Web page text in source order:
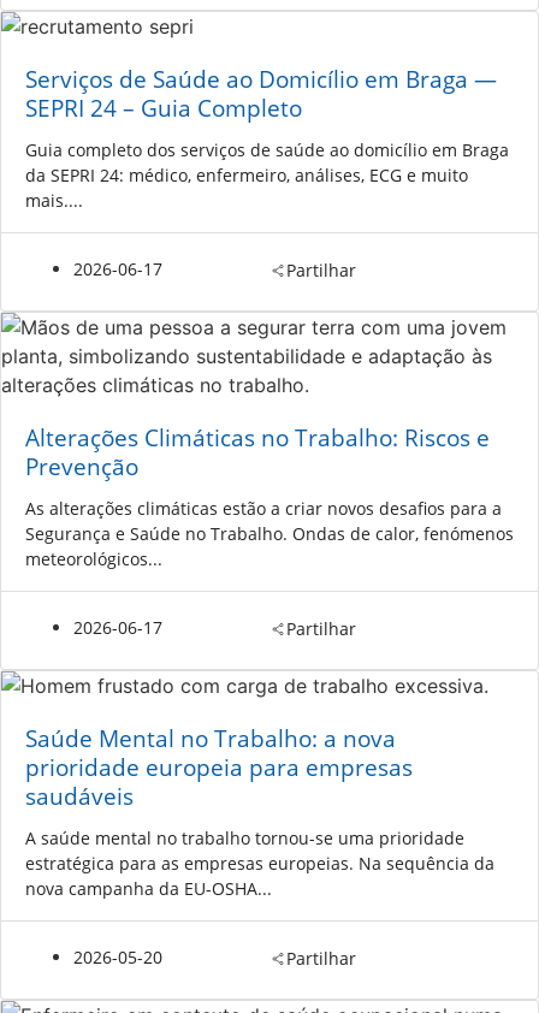
Serviços de Saúde ao Domicílio em Braga —
SEPRI 24 – Guia Completo
Guia completo dos serviços de saúde ao domicílio em Braga
da SEPRI 24: médico, enfermeiro, análises, ECG e muito
mais....
2026-06-17 Partilhar
Alterações Climáticas no Trabalho: Riscos e
Prevenção
As alterações climáticas estão a criar novos desafios para a
Segurança e Saúde no Trabalho. Ondas de calor, fenómenos
meteorológicos...
2026-06-17 Partilhar
Saúde Mental no Trabalho: a nova
prioridade europeia para empresas
saudáveis
A saúde mental no trabalho tornou-se uma prioridade
estratégica para as empresas europeias. Na sequência da
nova campanha da EU-OSHA...
2026-05-20 Partilhar